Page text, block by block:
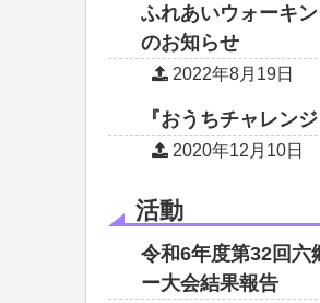
ふれあいウォーキ
のお知らせ
2022年8月19日
『おうちチャレン
2020年12月10日
活動
令和6年度第32回六
ー大会結果報告